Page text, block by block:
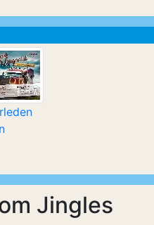
Jingles